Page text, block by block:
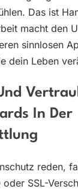
Das ist
macht den
sinnlosen
dein Leben
In Der
reden,
SSL-